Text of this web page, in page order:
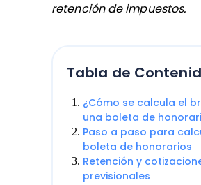
retención de impuestos.
Tabla de
¿Cómo se calcula el
una boleta de
Paso a paso para
boleta de honorarios
Retención y
previsionales